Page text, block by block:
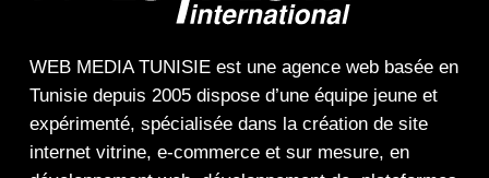
WEB MEDIA TUNISIEest une agence webbasée en
Tunisie depuis 2005 dispose d’une équipe jeune et
expérimenté, spécialisée dans la création de site
internet vitrine, e-commerceet sur mesure, en